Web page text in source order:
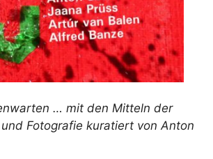
… mit den Mitteln der
Fotografie kuratiert von Anton